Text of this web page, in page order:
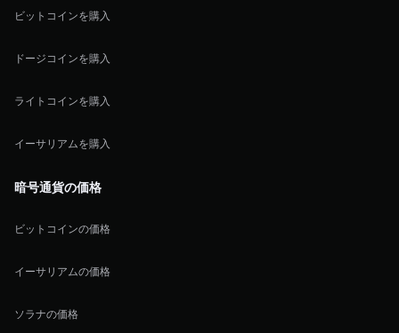
ビットコインを購入
ドージコインを購入
ライトコインを購入
イーサリアムを購入
暗号通貨の価格
ビットコインの価格
イーサリアムの価格
ソラナの価格